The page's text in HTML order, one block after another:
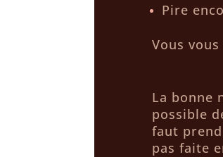
Pire
Vous
La bonne
possible
faut
pas faite